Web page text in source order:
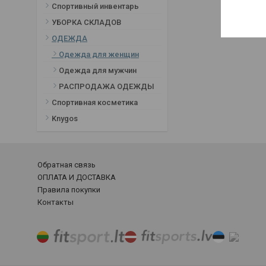
Спортивный инвентарь
УБОРКА СКЛАДОВ
ОДЕЖДА
Одежда для женщин
Одежда для мужчин
РАСПРОДАЖА ОДЕЖДЫ
Спортивная косметика
Knygos
Обратная связь
ОПЛАТА И ДОСТАВКА
Правила покупки
Контакты